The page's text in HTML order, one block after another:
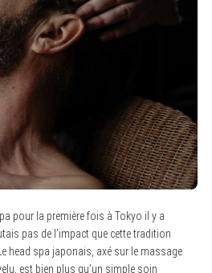
pour la première fois à Tokyo il y a
pas de l’impact que cette tradition
head spa japonais, axé sur le massage
est bien plus qu’un simple soin